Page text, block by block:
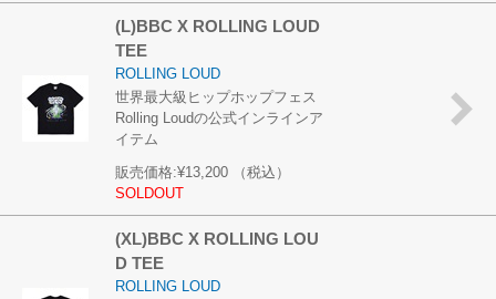
(L)BBC X ROLLING LOUD
TEE
ROLLING LOUD
世界最大級ヒップホップフェス
Rolling Loudの公式インラインア
イテム
販売価格:¥13,200
（税込）
SOLDOUT
(XL)BBC X ROLLING LOU
D TEE
ROLLING LOUD